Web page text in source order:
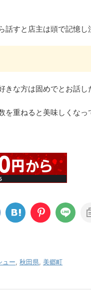
すと店主は頭で記憶し
な方は固めでとお話し
重ねると美味しくなっ
ュー, 秋田県, 美郷町